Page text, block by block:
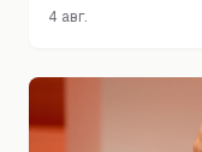
4 авг.